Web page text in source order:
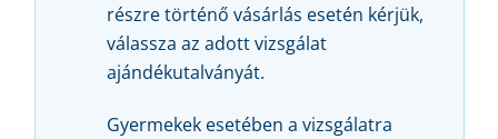
részre történő vásárlás esetén kérjük,
válassza az adott vizsgálat
ajándékutalványát.
Gyermekek esetében a vizsgálatra